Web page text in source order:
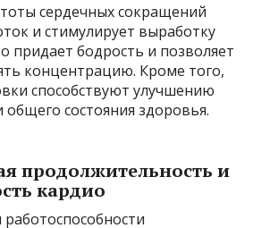
сердечных сокращений
и стимулирует выработку
придает бодрость и позволяет
концентрацию. Кроме того,
способствуют улучшению
состояния здоровья.
продолжительность и
кардио